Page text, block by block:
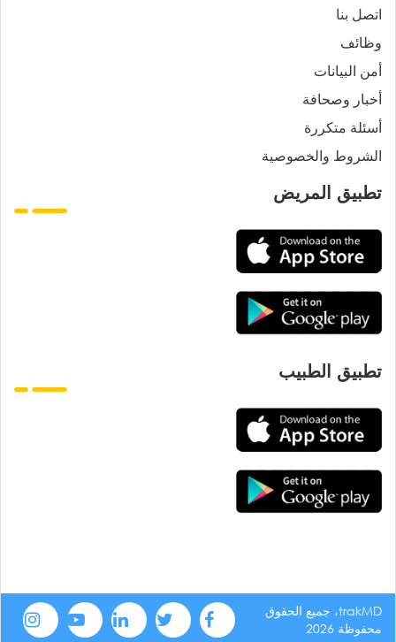
اتصل بنا
وظائف
أمن البيانات
أخبار وصحافة
أسئلة متكررة
الشروط والخصوصية
تطبيق المريض
تطبيق الطبيب
trakMD، جميع الحقوق
محفوظة 2026